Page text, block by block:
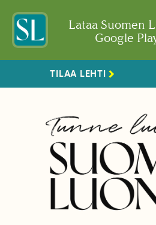
Lataa Suomen
Google
TILAA LEHTI